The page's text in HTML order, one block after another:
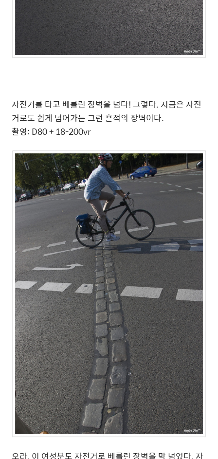
자전거를 타고 베를린 장벽을 넘다! 그렇다. 지금은 자전
거로도 쉽게 넘어가는 그런 흔적의 장벽이다.
촬영: D80 + 18-200vr
오라. 이 여성분도 자전거로 베를린 장벽을 막 넘었다. 자